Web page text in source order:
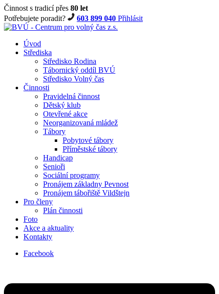
Činnost s tradicí přes 80 let
Potřebujete poradit?
603 899 040 Přihlásit
Úvod
Střediska
Středisko Rodina
Tábornický oddíl BVÚ
Středisko Volný čas
Činnosti
Pravidelná činnost
Dětský klub
Otevřené akce
Neorganizovaná mládež
Tábory
Pobytové tábory
Příměstské tábory
Handicap
Senioři
Sociální programy
Pronájem základny Pevnost
Pronájem tábořiště Vildštejn
Pro členy
Plán činnosti
Foto
Akce a aktuality
Kontakty
Facebook